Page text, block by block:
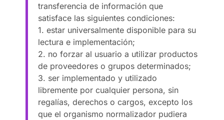
transferencia de información que
satisface las siguientes condiciones:
1. estar universalmente disponible para su
lectura e implementación;
2. no forzar al usuario a utilizar productos
de proveedores o grupos determinados;
3. ser implementado y utilizado
libremente por cualquier persona, sin
regalías, derechos o cargos, excepto los
que el organismo normalizador pudiera